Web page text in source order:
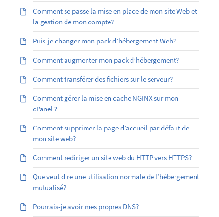
Comment se passe la mise en place de mon site Web et
la gestion de mon compte?
Puis-je changer mon pack d’hébergement Web?
Comment augmenter mon pack d’hébergement?
Comment transférer des fichiers sur le serveur?
Comment gérer la mise en cache NGINX sur mon
cPanel ?
Comment supprimer la page d’accueil par défaut de
mon site web?
Comment rediriger un site web du HTTP vers HTTPS?
Que veut dire une utilisation normale de l’hébergement
mutualisé?
Pourrais-je avoir mes propres DNS?